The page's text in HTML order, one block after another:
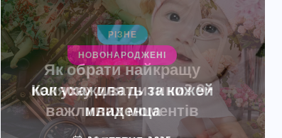
НОВОНАРОДЖЕНІ
Как ухаживать за кожей
младенца